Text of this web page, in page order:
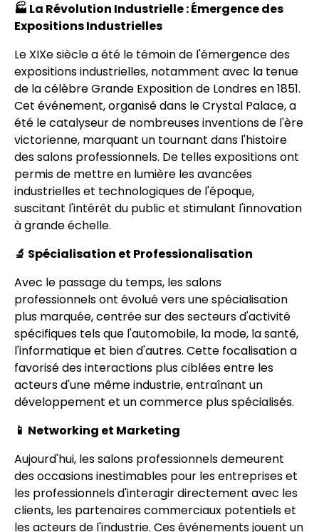
🏭 La Révolution Industrielle : Émergence des
Expositions Industrielles
Le XIXe siècle a été le témoin de l'émergence des
expositions industrielles, notamment avec la tenue
de la célèbre Grande Exposition de Londres en 1851.
Cet événement, organisé dans le Crystal Palace, a
été le catalyseur de nombreuses inventions de l'ère
victorienne, marquant un tournant dans l'histoire
des salons professionnels. De telles expositions ont
permis de mettre en lumière les avancées
industrielles et technologiques de l'époque,
suscitant l'intérêt du public et stimulant l'innovation
à grande échelle.
🔬 Spécialisation et Professionalisation
Avec le passage du temps, les salons
professionnels ont évolué vers une spécialisation
plus marquée, centrée sur des secteurs d'activité
spécifiques tels que l'automobile, la mode, la santé,
l'informatique et bien d'autres. Cette focalisation a
favorisé des interactions plus ciblées entre les
acteurs d'une même industrie, entraînant un
développement et un commerce plus spécialisés.
📱 Networking et Marketing
Aujourd'hui, les salons professionnels demeurent
des occasions inestimables pour les entreprises et
les professionnels d'interagir directement avec les
clients, les partenaires commerciaux potentiels et
les acteurs de l'industrie. Ces événements jouent un